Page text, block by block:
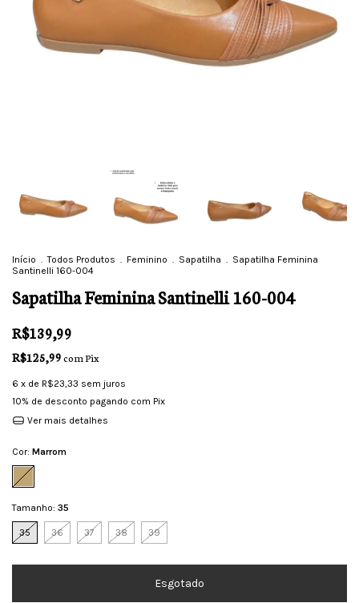
Início . Todos Produtos . Feminino . Sapatilha . Sapatilha Feminina
Santinelli 160-004
Sapatilha Feminina Santinelli 160-004
R$139,99
R$125,99comPix
6 x de R$23,33 sem juros
10% de desconto pagando com Pix
Ver mais detalhes
Cor: Marrom
Tamanho: 35
35 36 37 38 39